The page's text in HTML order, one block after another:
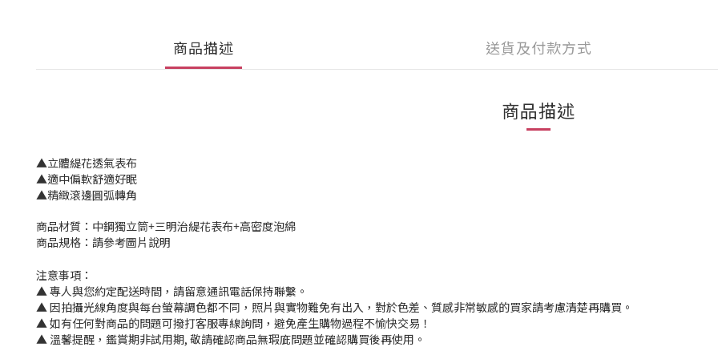
商品描述 送貨及付款方式
商品描述
▲立體緹花透氣表布
▲適中偏軟舒適好眠
▲精緻滾邊圓弧轉角
商品材質：中鋼獨立筒+三明治緹花表布+高密度泡綿
商品規格：請參考圖片說明
注意事項：
▲ 專人與您約定配送時間，請留意通訊電話保持聯繫。
▲ 因拍攝光線角度與每台螢幕調色都不同，照片與實物難免有出入，對於色差、質感非常敏感的買家請考慮清楚再購買。
▲ 如有任何對商品的問題可撥打客服專線詢問，避免產生購物過程不愉快交易！
▲ 溫馨提醒，鑑賞期非試用期, 敬請確認商品無瑕庛問題並確認購買後再使用。